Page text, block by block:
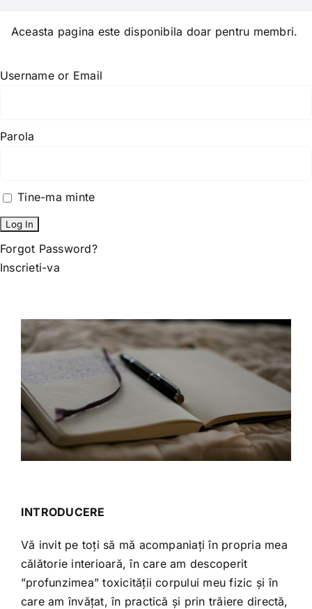
Aceasta pagina este disponibila doar pentru membri.
Username or Email
Parola
Tine-ma minte
Forgot Password?
Inscrieti-va
INTRODUCERE
Vă invit pe toți să mă acompaniați în propria mea
călătorie interioară, în care am descoperit
”profunzimea” toxicității corpului meu fizic și în
care am învățat, în practică și prin trăiere directă,